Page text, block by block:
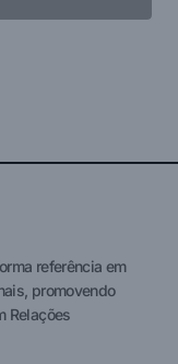
referência em
promovendo
Relações